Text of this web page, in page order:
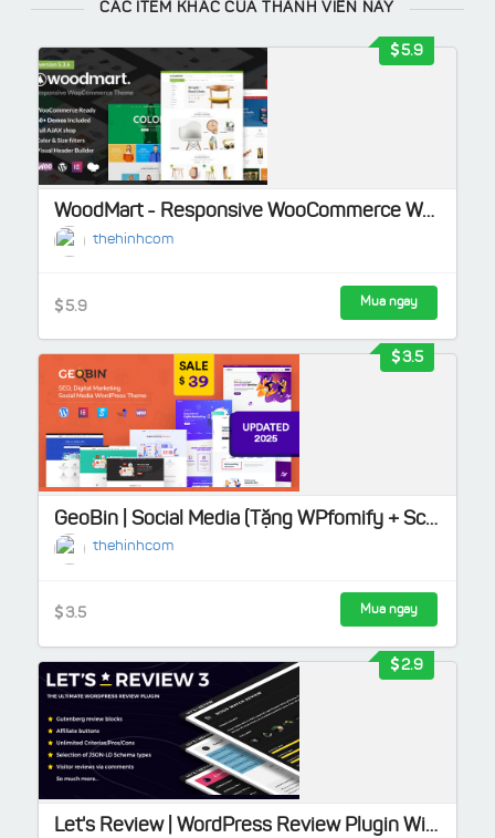
CÁC ITEM KHÁC CỦA THÀNH VIÊN NÀY
WoodMart - Responsive WooCommerce WordPress Theme
thehinhcom
5.9 Mua ngay
5.9
GeoBin | Social Media (Tặng WPfomify + Schema Pro + Elementor Pro + Element Pack Pro + Yoast Premium)
thehinhcom
3.5 Mua ngay
3.5
Let's Review | WordPress Review Plugin With Affiliate Options (Tặng Social Locker for Wordpress + Yoast SEO Premium + Elite Video Player)
2.9